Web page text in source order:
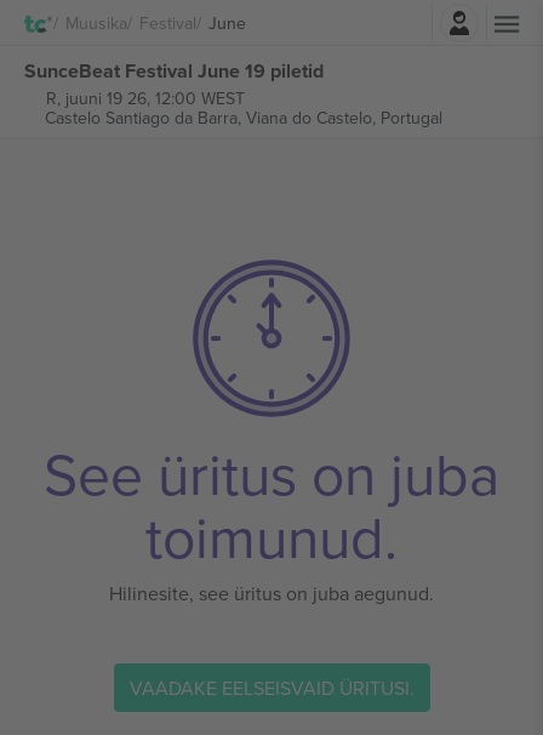
Muusika Festival June
SunceBeat Festival June 19 piletid
R, juuni 19 26, 12:00 WEST
Castelo Santiago da Barra, Viana do Castelo, Portugal
See üritus on juba
toimunud.
Hilinesite, see üritus on juba aegunud.
VAADAKE EELSEISVAID ÜRITUSI.